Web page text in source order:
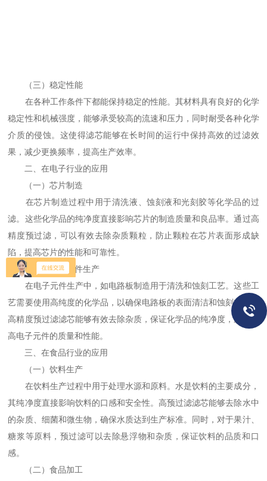
（三）稳定性能
在各种工作条件下都能保持稳定的性能。其材料具有良好的化学
稳定性和机械强度，能够承受较高的流速和压力，同时耐受各种化学
介质的侵蚀。这使得滤芯能够在长时间的运行中保持高效的过滤效
果，减少更换频率，提高生产效率。
二、在电子行业的应用
（一）芯片制造
在芯片制造过程中用于清洗液、蚀刻液和光刻胶等化学品的过
滤。这些化学品的纯净度直接影响芯片的制造质量和良品率。通过高
精度预过滤，可以有效去除杂质颗粒，防止颗粒在芯片表面形成缺
陷，提高芯片的性能和可靠性。
（二）电子元件生产
在电子元件生产中，如电路板制造用于清洗和蚀刻工艺。这些工
艺需要使用高纯度的化学品，以确保电路板的表面清洁和蚀刻精度。
高精度预过滤滤芯能够有效去除杂质，保证化学品的纯净度，从而提
高电子元件的质量和性能。
三、在食品行业的应用
（一）饮料生产
在饮料生产过程中用于处理水源和原料。水是饮料的主要成分，
其纯净度直接影响饮料的口感和安全性。高预过滤滤芯能够去除水中
的杂质、细菌和微生物，确保水质达到生产标准。同时，对于果汁、
糖浆等原料，预过滤可以去除悬浮物和杂质，保证饮料的品质和口
感。
（二）食品加工